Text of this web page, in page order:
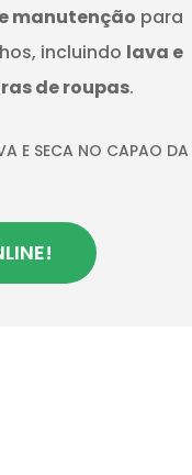
manutenção para
incluindo lava e
de roupas.
E SECA NO CAPAO DA